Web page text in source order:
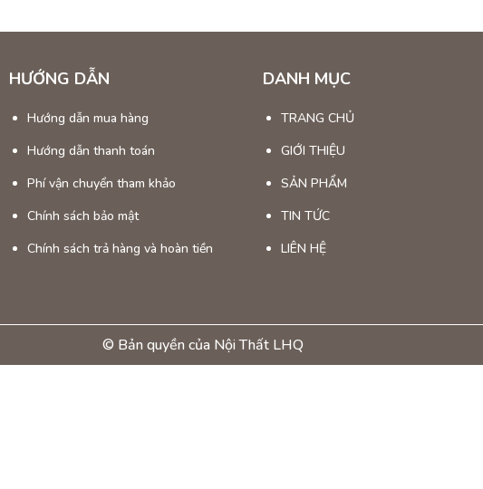
giản nhưng vẫn tinh tế, phù hợp với xu hướng nội thất mới nhất.
gian làm việc và học tập thoải mái, sáng tạo.
bảo, kèm theo dịch vụ bảo hành dài hạn.
tối đa cho khách hàng.
HƯỚNG DẪN
Hướng dẫn mua hàng
Hướng dẫn thanh toán
Phí vận chuyển tham khảo
Chính sách bảo mật
Chính sách trả hàng và hoàn tiền
DANH MỤC
TRANG CHỦ
GIỚI THIỆU
SẢN PHẨM
TIN TỨC
LIÊN HỆ
© Bản quyền của Nội Thất LHQ